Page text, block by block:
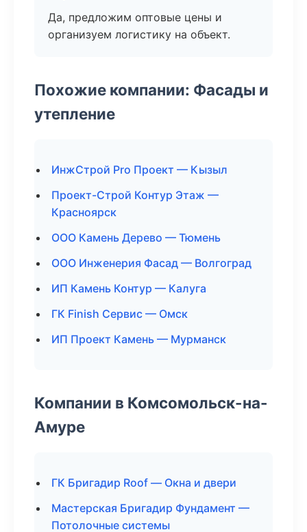
Да, предложим оптовые цены и
организуем логистику на объект.
Похожие компании: Фасады и
утепление
ИнжСтрой Pro Проект — Кызыл
Проект-Строй Контур Этаж —
Красноярск
ООО Камень Дерево — Тюмень
ООО Инженерия Фасад — Волгоград
ИП Камень Контур — Калуга
ГК Finish Сервис — Омск
ИП Проект Камень — Мурманск
Компании в Комсомольск-на-
Амуре
ГК Бригадир Roof — Окна и двери
Мастерская Бригадир Фундамент —
Потолочные системы